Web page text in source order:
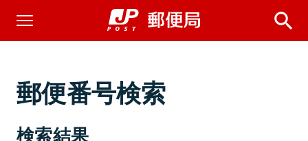
郵便番号検索
検索結果